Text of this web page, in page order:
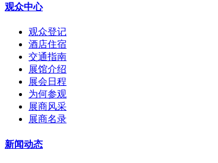
观众中心
观众登记
酒店住宿
交通指南
展馆介绍
展会日程
为何参观
展商风采
展商名录
新闻动态